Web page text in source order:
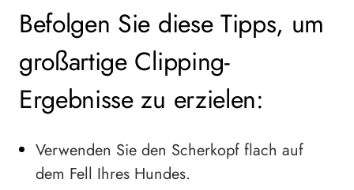
Befolgen Sie diese Tipps, um
großartige Clipping-
Ergebnisse zu erzielen:
Verwenden Sie den Scherkopf flach auf
dem Fell Ihres Hundes.